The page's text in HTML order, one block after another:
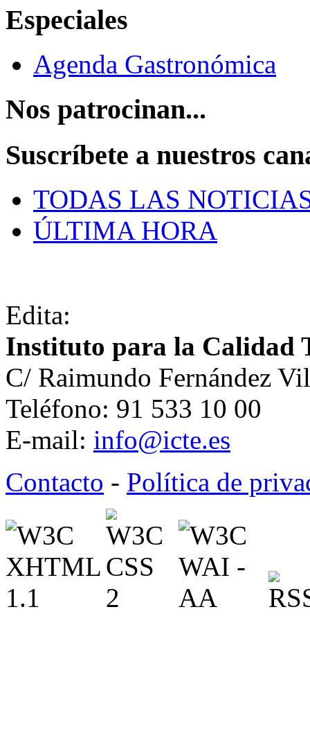
Especiales
Agenda Gastronómica
Nos patrocinan...
Suscríbete a nuestros
TODAS LAS
ÚLTIMA HORA
Edita:
Instituto para la Calidad
C/ Raimundo Fernández
Teléfono: 91 533 10 00
E-mail: info@icte.es
Contacto - Política de